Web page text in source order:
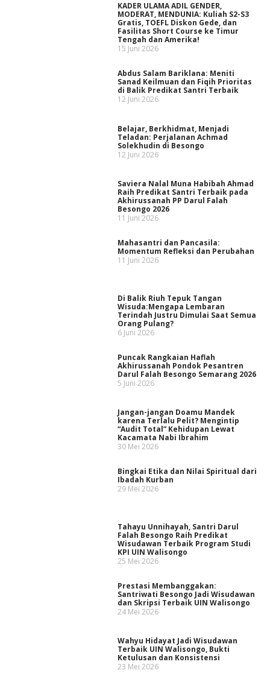
KADER ULAMA ADIL GENDER,
MODERAT, MENDUNIA: Kuliah S2-S3
Gratis, TOEFL Diskon Gede, dan
Fasilitas Short Course ke Timur
Tengah dan Amerika!
15 Juni 2026
Abdus Salam Bariklana: Meniti
Sanad Keilmuan dan Fiqih Prioritas
di Balik Predikat Santri Terbaik
12 Juni 2026
Belajar, Berkhidmat, Menjadi
Teladan: Perjalanan Achmad
Solekhudin di Besongo
12 Juni 2026
Saviera Nalal Muna Habibah Ahmad
Raih Predikat Santri Terbaik pada
Akhirussanah PP Darul Falah
Besongo 2026
11 Juni 2026
Mahasantri dan Pancasila:
Momentum Refleksi dan Perubahan
11 Juni 2026
Di Balik Riuh Tepuk Tangan
Wisuda:Mengapa Lembaran
Terindah Justru Dimulai Saat Semua
Orang Pulang?
6 Juni 2026
Puncak Rangkaian Haflah
Akhirussanah Pondok Pesantren
Darul Falah Besongo Semarang 2026
5 Juni 2026
Jangan-jangan Doamu Mandek
karena Terlalu Pelit? Mengintip
“Audit Total” Kehidupan Lewat
Kacamata Nabi Ibrahim
30 Mei 2026
Bingkai Etika dan Nilai Spiritual dari
Ibadah Kurban
29 Mei 2026
Tahayu Unnihayah, Santri Darul
Falah Besongo Raih Predikat
Wisudawan Terbaik Program Studi
KPI UIN Walisongo
25 Mei 2026
Prestasi Membanggakan:
Santriwati Besongo Jadi Wisudawan
dan Skripsi Terbaik UIN Walisongo
24 Mei 2026
Wahyu Hidayat Jadi Wisudawan
Terbaik UIN Walisongo, Bukti
Ketulusan dan Konsistensi
23 Mei 2026